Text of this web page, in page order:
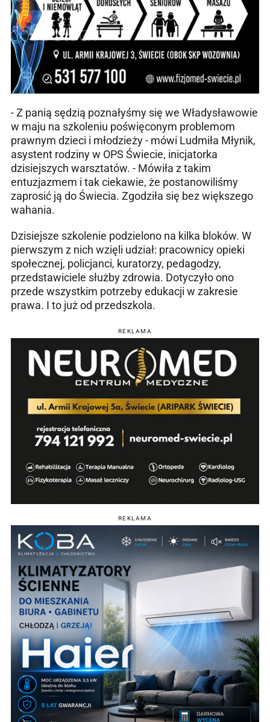
- Z panią sędzią poznałyśmy się we Władysławowie
w maju na szkoleniu poświęconym problemom
prawnym dzieci i młodzieży - mówi Ludmiła Młynik,
asystent rodziny w OPS Świecie, inicjatorka
dzisiejszych warsztatów. - Mówiła z takim
entuzjazmem i tak ciekawie, że postanowiliśmy
zaprosić ją do Świecia. Zgodziła się bez większego
wahania.
Dzisiejsze szkolenie podzielono na kilka bloków. W
pierwszym z nich wzięli udział: pracownicy opieki
społecznej, policjanci, kuratorzy, pedagodzy,
przedstawiciele służby zdrowia. Dotyczyło ono
przede wszystkim potrzeby edukacji w zakresie
prawa. I to już od przedszkola.
REKLAMA
REKLAMA